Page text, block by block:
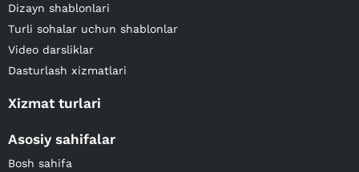
Dizayn shablonlari
Turli sohalar uchun shablonlar
Video darsliklar
Dasturlash xizmatlari
Xizmat turlari
Asosiy sahifalar
Bosh sahifa